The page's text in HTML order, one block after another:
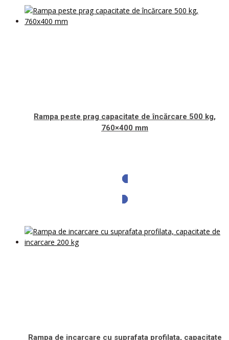
Rampa peste prag capacitate de încărcare 500 kg,
760×400 mm
Rampa de incarcare cu suprafata profilata, capacitate